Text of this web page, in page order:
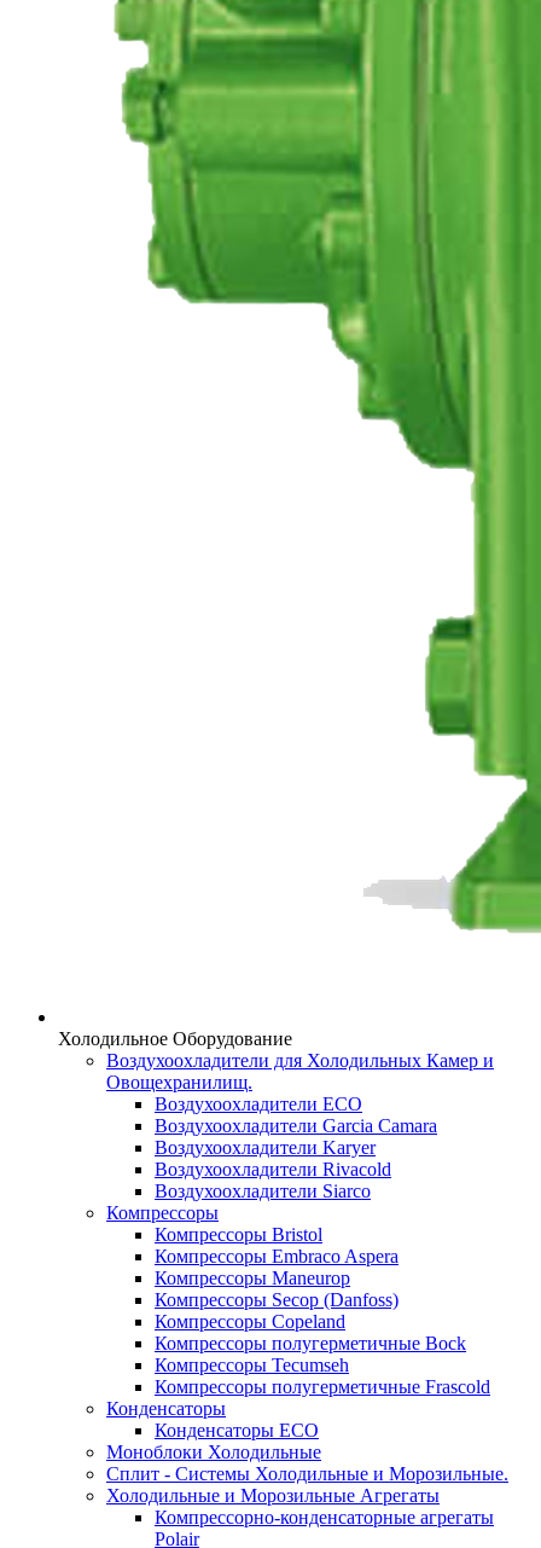
Холодильное Оборудование
Воздухоохладители для Холодильных Камер и
Овощехранилищ.
Воздухоохладители ECO
Воздухоохладители Garcia Camara
Воздухоохладители Karyer
Воздухоохладители Rivacold
Воздухоохладители Siarco
Компрессоры
Компрессоры Bristol
Компрессоры Embraco Aspera
Компрессоры Maneurop
Компрессоры Secop (Danfoss)
Компрессоры Copeland
Компрессоры полугерметичные Bock
Компрессоры Tecumseh
Компрессоры полугерметичные Frascold
Конденсаторы
Конденсаторы ECO
Моноблоки Холодильные
Сплит - Системы Холодильные и Морозильные.
Холодильные и Морозильные Агрегаты
Компрессорно-конденсаторные агрегаты
Polair